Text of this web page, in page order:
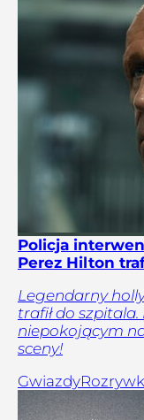
Policja
Perez Hilton
Legendarny
trafił do
niepokojącym
sceny!
Gwiazdy